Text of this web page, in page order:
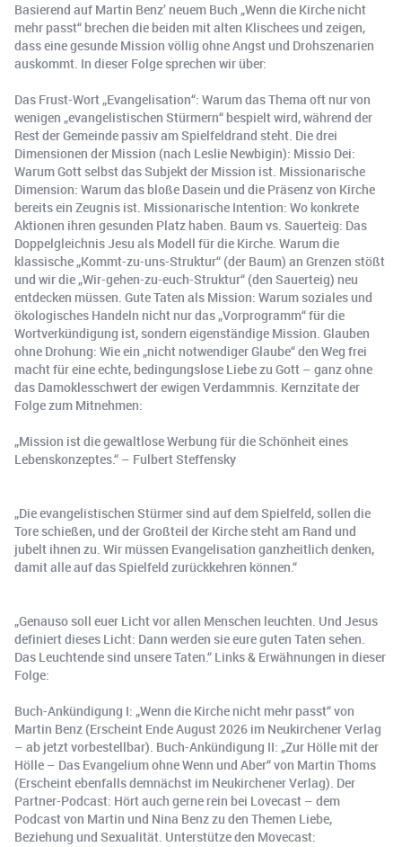
Basierend auf Martin Benz’ neuem Buch „Wenn die Kirche nicht
mehr passt“ brechen die beiden mit alten Klischees und zeigen,
dass eine gesunde Mission völlig ohne Angst und Drohszenarien
auskommt. In dieser Folge sprechen wir über:
Das Frust-Wort „Evangelisation“: Warum das Thema oft nur von
wenigen „evangelistischen Stürmern“ bespielt wird, während der
Rest der Gemeinde passiv am Spielfeldrand steht. Die drei
Dimensionen der Mission (nach Leslie Newbigin): Missio Dei:
Warum Gott selbst das Subjekt der Mission ist. Missionarische
Dimension: Warum das bloße Dasein und die Präsenz von Kirche
bereits ein Zeugnis ist. Missionarische Intention: Wo konkrete
Aktionen ihren gesunden Platz haben. Baum vs. Sauerteig: Das
Doppelgleichnis Jesu als Modell für die Kirche. Warum die
klassische „Kommt-zu-uns-Struktur“ (der Baum) an Grenzen stößt
und wir die „Wir-gehen-zu-euch-Struktur“ (den Sauerteig) neu
entdecken müssen. Gute Taten als Mission: Warum soziales und
ökologisches Handeln nicht nur das „Vorprogramm“ für die
Wortverkündigung ist, sondern eigenständige Mission. Glauben
ohne Drohung: Wie ein „nicht notwendiger Glaube“ den Weg frei
macht für eine echte, bedingungslose Liebe zu Gott – ganz ohne
das Damoklesschwert der ewigen Verdammnis. Kernzitate der
Folge zum Mitnehmen:
„Mission ist die gewaltlose Werbung für die Schönheit eines
Lebenskonzeptes.“ – Fulbert Steffensky
„Die evangelistischen Stürmer sind auf dem Spielfeld, sollen die
Tore schießen, und der Großteil der Kirche steht am Rand und
jubelt ihnen zu. Wir müssen Evangelisation ganzheitlich denken,
damit alle auf das Spielfeld zurückkehren können.“
„Genauso soll euer Licht vor allen Menschen leuchten. Und Jesus
definiert dieses Licht: Dann werden sie eure guten Taten sehen.
Das Leuchtende sind unsere Taten.“ Links & Erwähnungen in dieser
Folge:
Buch-Ankündigung I: „Wenn die Kirche nicht mehr passt“ von
Martin Benz (Erscheint Ende August 2026 im Neukirchener Verlag
– ab jetzt vorbestellbar). Buch-Ankündigung II: „Zur Hölle mit der
Hölle – Das Evangelium ohne Wenn und Aber“ von Martin Thoms
(Erscheint ebenfalls demnächst im Neukirchener Verlag). Der
Partner-Podcast: Hört auch gerne rein bei Lovecast – dem
Podcast von Martin und Nina Benz zu den Themen Liebe,
Beziehung und Sexualität. Unterstütze den Movecast: